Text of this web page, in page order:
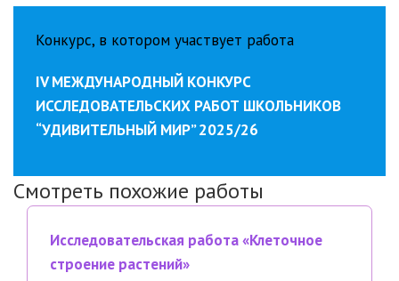
Конкурс, в котором участвует работа
IV МЕЖДУНАРОДНЫЙ КОНКУРС
ИССЛЕДОВАТЕЛЬСКИХ РАБОТ ШКОЛЬНИКОВ
“УДИВИТЕЛЬНЫЙ МИР” 2025/26
Смотреть похожие работы
Исследовательская работа «Клеточное
строение растений»